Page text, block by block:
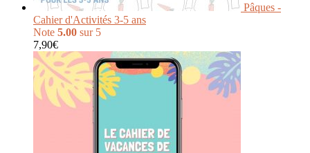
Pâques -
Cahier d'Activités 3-5 ans
Note 5.00 sur 5
7,90€